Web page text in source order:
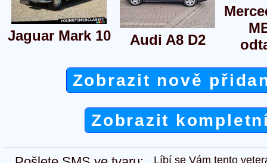
Jaguar Mark 10 Audi A8 D2
Zobrazit nově
Zobrazit
Líbí se Vám tento